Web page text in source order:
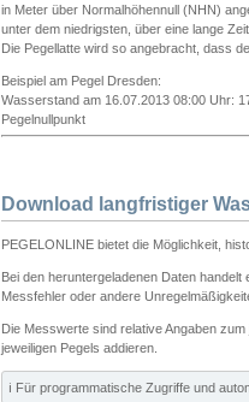
in Meter über Normalhöhennull (NHN)
unter dem niedrigsten, über eine lange
Die Pegellatte wird so angebracht, dass
Beispiel am Pegel Dresden:
Wasserstand am 16.07.2013 08:00 Uhr:
Pegelnullpunkt
Download langfristiger
PEGELONLINE bietet die Möglichkeit,
Bei den heruntergeladenen Daten handelt
Messfehler oder andere
Die Messwerte sind relative Angaben zum
jeweiligen Pegels addieren.
ℹ️ Für programmatische Zugriffe und